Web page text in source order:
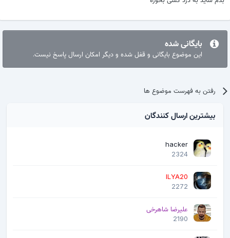
بایگانی شده
این موضوع بایگانی و قفل شده و دیگر امکان ارسال پاسخ نیست.
رفتن به فهرست موضوع ها
بیشترین ارسال کنندگان
hacker
2324
ILYA20
2272
علیرضا شاهرخی
2190